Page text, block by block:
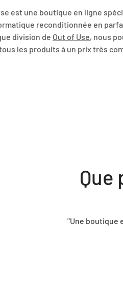
est une boutique en ligne
reconditionnée en
division de Out of Use, nous
les produits à un prix très
Que
J'ai rapidement trouvé ce